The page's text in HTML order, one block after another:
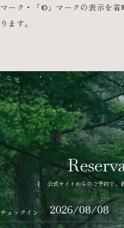
マーク・「©」マークの表示を省
ります。
公式サイトからのご予約で、
チェックイン
年
月
日